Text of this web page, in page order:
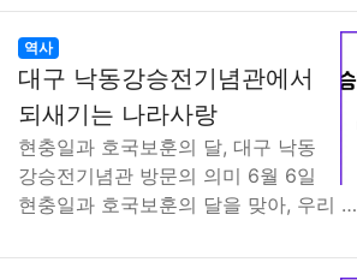
역사
대구 낙동강승전기념관에서
되새기는 나라사랑
현충일과 호국보훈의 달, 대구 낙동
강승전기념관 방문의 의미 6월 6일
현충일과 호국보훈의 달을 맞아, 우리 …